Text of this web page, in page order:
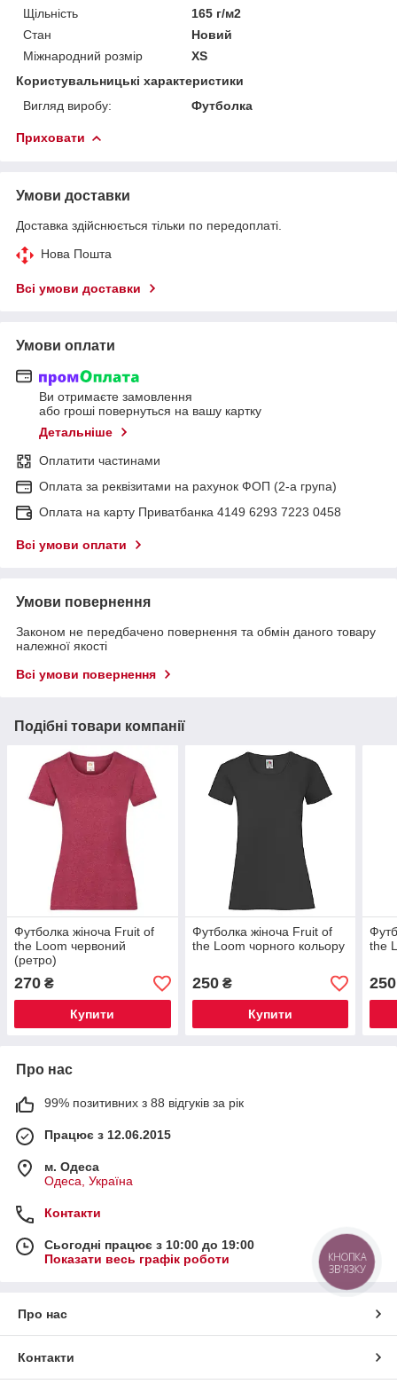
Щільність
165 г/м2
Стан
Новий
Міжнародний розмір
XS
Користувальницькі характеристики
Вигляд виробу:
Футболка
Приховати
Умови доставки
Доставка здійснюється тільки по передоплаті.
Нова Пошта
Всі умови доставки
Умови оплати
Ви отримаєте замовлення
або гроші повернуться на вашу картку
Детальніше
Оплатити частинами
Оплата за реквізитами на рахунок ФОП (2-а група)
Оплата на карту Приватбанка 4149 6293 7223 0458
Всі умови оплати
Умови повернення
Законом не передбачено повернення та обмін даного товару
належної якості
Всі умови повернення
Подібні товари компанії
Футболка жіноча Fruit of
the Loom червоний
(ретро)
270 ₴
Купити
Футболка жіноча Fruit of
the Loom чорного кольору
250₴
Купити
the
250
Про нас
99% позитивних з 88 відгуків за рік
Працює з 12.06.2015
м. Одеса
Одеса, Україна
Контакти
Сьогодні працює з 10:00 до 19:00
Показати весь графік роботи
Про нас
Контакти
КНОПКА
ЗВ'ЯЗКУ